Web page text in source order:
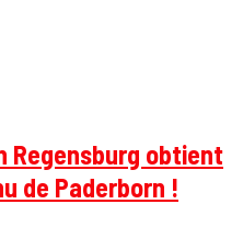
Regensburg obtient
de Paderborn !